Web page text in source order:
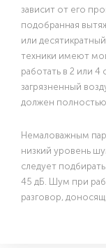
зависит от его
подобранная
или
техники имеют
работать в 2 или 4
загрязненный
должен полностью
Немаловажным
низкий уровень
следует
45 дБ. Шум при
разговор,